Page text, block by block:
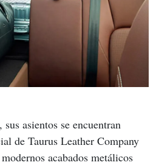
asientos se encuentran
de Taurus Leather Company
acabados metálicos